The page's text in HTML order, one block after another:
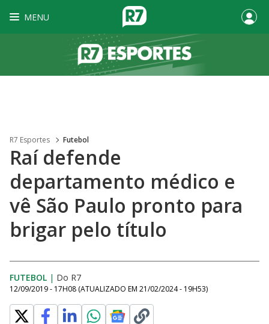
MENU
R7 Esportes Futebol
Raí defende
departamento médico e
vê São Paulo pronto para
brigar pelo título
FUTEBOL | Do R7
12/09/2019 - 17H08 (ATUALIZADO EM 21/02/2024 - 19H53)